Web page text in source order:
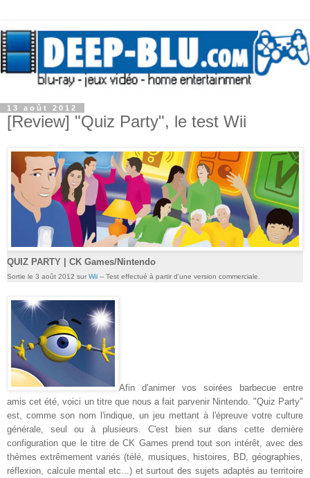
13 août 2012
[Review] "Quiz Party", le test Wii
QUIZ PARTY | CK Games/Nintendo
Sortie le 3 août 2012 sur Wii -- Test effectué à partir d'une version commerciale.
Afin d'animer vos soirées barbecue entre
amis cet été, voici un titre que nous a fait parvenir Nintendo. "Quiz Party"
est, comme son nom l'indique, un jeu mettant à l'épreuve votre culture
générale, seul ou à plusieurs. C'est bien sur dans cette dernière
configuration que le titre de CK Games prend tout son intérêt, avec des
thèmes extrêmement variés (télé, musiques, histoires, BD, géographies,
réflexion, calcule mental etc...) et surtout des sujets adaptés au territoire